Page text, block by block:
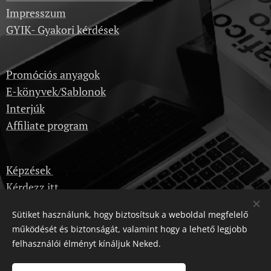
Impresszum
GYIK- Gyakori kérdések
Promóciós anyagok
E-könyvek/Sablonok
Interjúk
Affiliate program
Képzések
Kérdezz itt
Karrier
Kattintásnyi-Karrier © Minden jog fenntartva 2025
Sütiket használunk, hogy biztosítsuk a weboldal megfelelő
működését és biztonságát, valamint hogy a lehető legjobb
felhasználói élményt kínáljuk Neked.